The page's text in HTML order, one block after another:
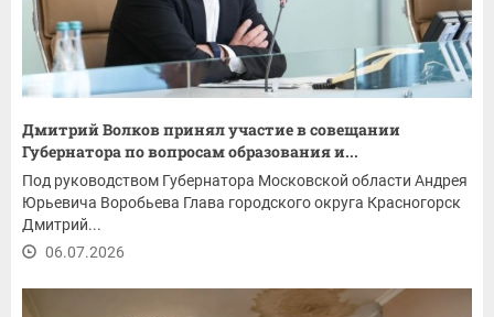
Дмитрий Волков принял участие в совещании
Губернатора по вопросам образования и...
Под руководством Губернатора Московской области Андрея
Юрьевича Воробьева Глава городского округа Красногорск
Дмитрий...
06.07.2026